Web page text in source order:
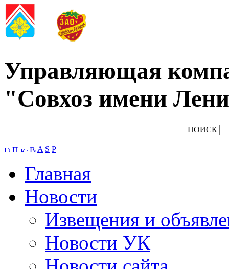
Управляющая
"Совхоз имени
ПОИСК
A S P
Главная
Новости
Извещения и
Новости УК